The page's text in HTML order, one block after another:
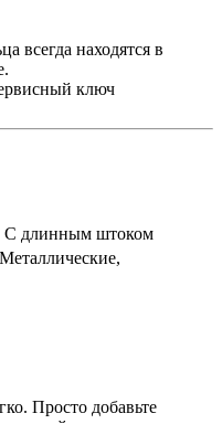
всегда находятся в
ключ
С длинным штоком
Просто добавьте